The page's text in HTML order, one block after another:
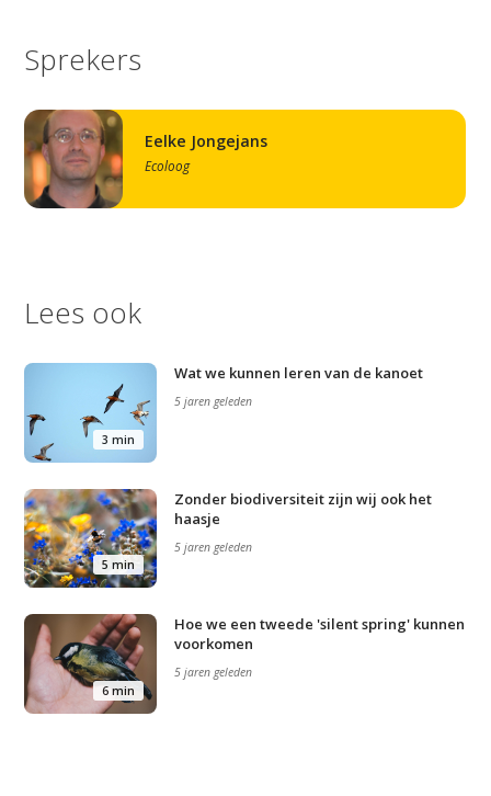
Sprekers
Eelke Jongejans
Ecoloog
Lees ook
3 min
Wat we kunnen leren van de kanoet
5 jaren geleden
5 min
Zonder biodiversiteit zijn wij ook het
haasje
5 jaren geleden
6 min
Hoe we een tweede 'silent spring' kunnen
voorkomen
5 jaren geleden